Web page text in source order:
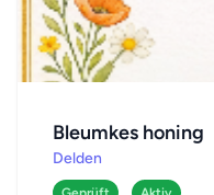
Bleumkes honing
Delden